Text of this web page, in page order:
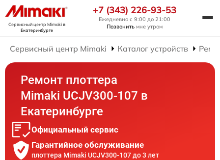
Сервисный центр Mimakiв
Екатеринбурге
+7 (343) 226-93-53
Ежедневно с 9:00 до 21:00
Позвонить мне утром
Сервисный центр Mimaki Каталог устройств
Ремонт плоттера
Mimaki UCJV300-107 в
Екатеринбурге
Официальный сервис
Гарантийное обслуживание
плоттера Mimaki UCJV300-107 до 3 лет